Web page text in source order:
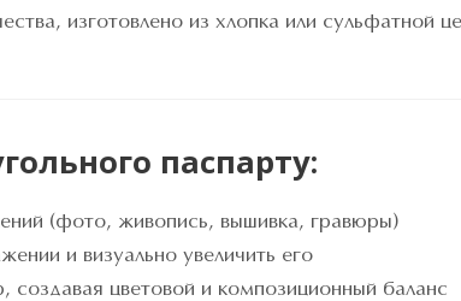
изготовлено из хлопка или сульфатной
паспарту:
(фото, живопись, вышивка, гравюры)
и визуально увеличить его
создавая цветовой и композиционный баланс